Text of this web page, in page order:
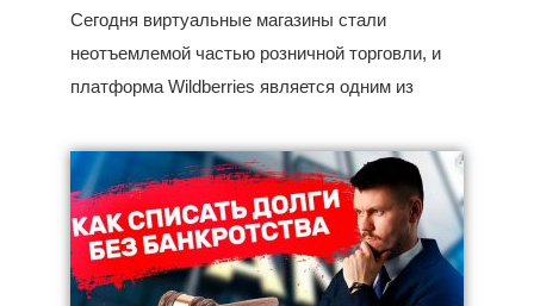
Сегодня виртуальные магазины стали
неотъемлемой частью розничной торговли, и
платформа Wildberries является одним из